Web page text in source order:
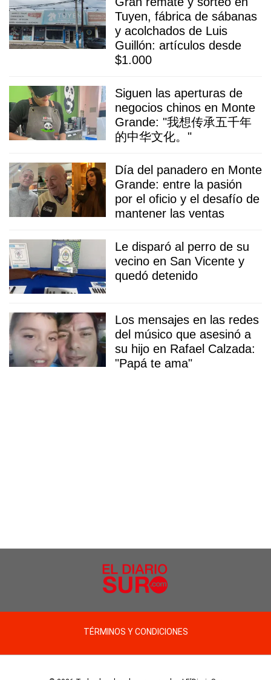
Tuyen, fábrica de sábanas
y acolchados de Luis
Guillón: artículos desde
$1.000
Siguen las aperturas de
negocios chinos en Monte
Grande: "我想传承五千年
的中华文化。"
Día del panadero en Monte
Grande: entre la pasión
por el oficio y el desafío de
mantener las ventas
Le disparó al perro de su
vecino en San Vicente y
quedó detenido
Los mensajes en las redes
del músico que asesinó a
su hijo en Rafael Calzada:
"Papá te ama"
TÉRMINOS Y CONDICIONES